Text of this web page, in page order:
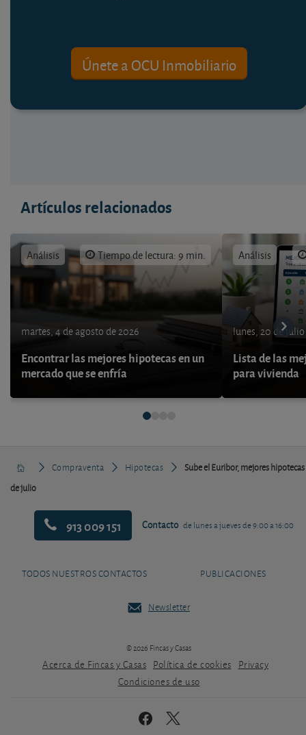
Únete a OCU Inmobiliario
Artículos relacionados
Análisis Tiempo de lectura: 9 min.
martes, 4 de agosto de 2026
Encontrar las mejores hipotecas en un
mercado que se enfría
Análisis
lunes, 20 de
Lista de las
para vivienda
Compraventa Hipotecas
Sube el Euribor, mejores hipotecas
de julio
913 009 151 Contacto de lunes a jueves de 9:00 a 16:00
TODOS NUESTROS CONTACTOS PUBLICACIONES
Newsletter
© 2026 Fincas y Casas
Acerca de Fincas y Casas Política de cookies
Privacy
Condiciones de uso